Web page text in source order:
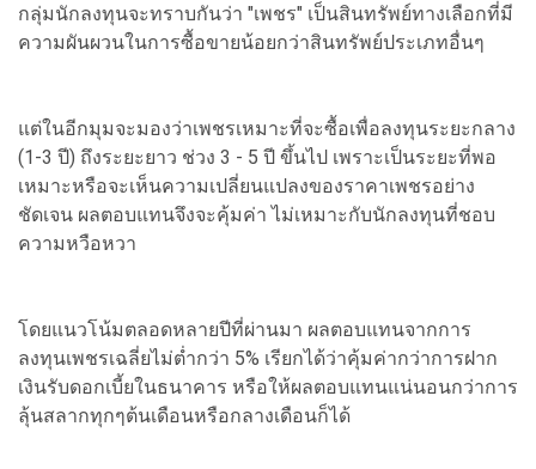
กลุ่มนักลงทุนจะทราบกันว่า "เพชร" เป็นสินทรัพย์ทางเลือกที่มี
ความผันผวนในการซื้อขายน้อยกว่าสินทรัพย์ประเภทอื่นๆ
แต่ในอีกมุมจะมองว่าเพชรเหมาะที่จะซื้อเพื่อลงทุนระยะกลาง
(1-3 ปี) ถึงระยะยาว ช่วง 3 - 5 ปี ขึ้นไป เพราะเป็นระยะที่พอ
เหมาะหรือจะเห็นความเปลี่ยนแปลงของราคาเพชรอย่าง
ชัดเจน ผลตอบแทนจึงจะคุ้มค่า ไม่เหมาะกับนักลงทุนที่ชอบ
ความหวือหวา
โดยแนวโน้มตลอดหลายปีที่ผ่านมา ผลตอบแทนจากการ
ลงทุนเพชรเฉลี่ยไม่ต่ำกว่า 5% เรียกได้ว่าคุ้มค่ากว่าการฝาก
เงินรับดอกเบี้ยในธนาคาร หรือให้ผลตอบแทนแน่นอนกว่าการ
ลุ้นสลากทุกๆต้นเดือนหรือกลางเดือนก็ได้